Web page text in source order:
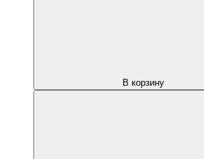
В корзину